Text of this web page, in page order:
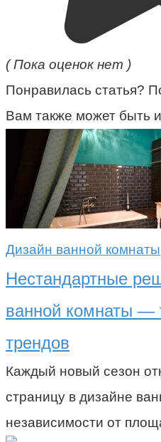
( Пока оценок нет )
Понравилась статья?
Вам также может быть
Дизайн ванной комнаты
Нестандартные
ванной комнаты —
трендов
Каждый новый сезон
страницу в дизайне
независимости от